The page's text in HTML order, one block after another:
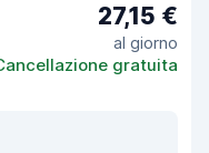
27,15 €
al giorno
gratuita